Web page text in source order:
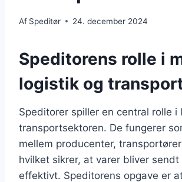
Af Speditør 24. december 2024
Speditorens rolle i
logistik og
Speditorer spiller en central rolle i
transportsektoren. De fungerer
mellem producenter,
hvilket sikrer, at varer bliver
effektivt. Speditorens opgave er